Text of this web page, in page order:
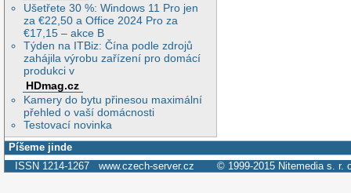
Ušetřete 30 %: Windows 11 Pro jen
za €22,50 a Office 2024 Pro za
€17,15 – akce B
Týden na ITBiz: Čína podle zdrojů
zahájila výrobu zařízení pro domácí
produkci v
HDmag.cz
Kamery do bytu přinesou maximální
přehled o vaší domácnosti
Testovací novinka
Píšeme jinde
ISSN 1214-1267 www.czech-server.cz © 1999-2015 Nitemedia s. r.